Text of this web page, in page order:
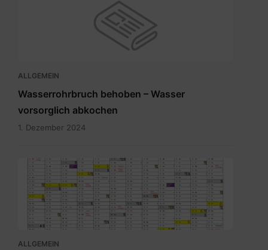
ALLGEMEIN
Wasserrohrbruch behoben – Wasser
vorsorglich abkochen
1. Dezember 2024
Abfuhrkalender
2025.pdf
ALLGEMEIN